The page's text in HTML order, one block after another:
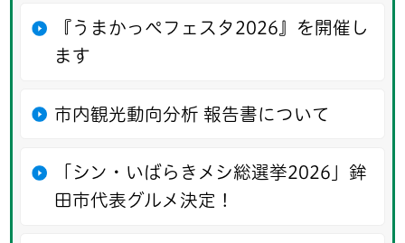
『うまかっぺフェスタ2026』を開催し
ます
市内観光動向分析 報告書について
「シン・いばらきメシ総選挙2026」鉾
田市代表グルメ決定！